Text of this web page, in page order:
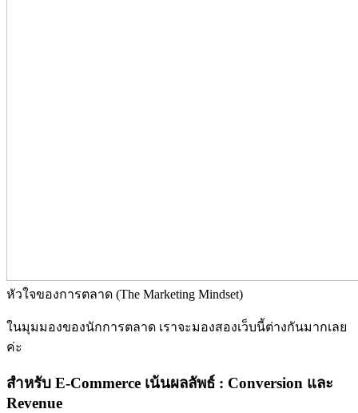
หัวใจของการตลาด (The Marketing Mindset)
ในมุมมองของนักการตลาด เราจะมองสองเว็บนี้ต่างกันมากเลย
ค่ะ
สำหรับ E-Commerce เน้นผลลัพธ์ : Conversion และ
Revenue